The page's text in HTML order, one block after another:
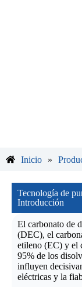
Inicio »
Tecnología de
Introducción
El carbonato de
(DEC), el
etileno (EC) y el
95% de los
influyen
eléctricas y la